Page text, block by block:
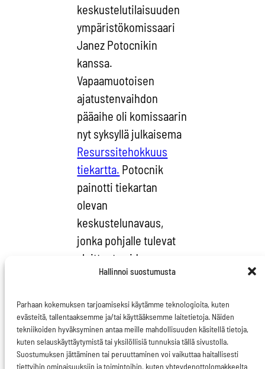
Hallinnoi suostumusta
Parhaan kokemuksen tarjoamiseksi käytämme teknologioita, kuten
evästeitä, tallentaaksemme ja/tai käyttääksemme laitetietoja. Näiden
tekniikoiden hyväksyminen antaa meille mahdollisuuden käsitellä tietoja,
kuten selauskäyttäytymistä tai yksilöllisiä tunnuksia tällä sivustolla.
Suostumuksen jättäminen tai peruuttaminen voi vaikuttaa haitallisesti
tiettyihin ominaisuuksiin ja toimintoihin, kuten yhteydenottolomakkeelta
keskustelutilaisuuden
ympäristökomissaari
Janez Potocnikin
kanssa.
Vapaamuotoisen
ajatustenvaihdon
pääaihe oli komissaarin
nyt syksyllä julkaisema
Resurssitehokkuus
tiekartta. Potocnik
painotti tiekartan
olevan
keskustelunavaus,
jonka pohjalle tulevat
aloitteet voidaan
rakentaa
Aloitteita on
odotettavissa mm.
resurssi-
indikaattoreiden osalta,